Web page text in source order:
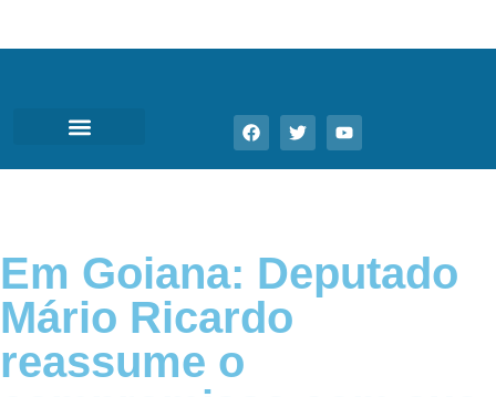
Em Goiana: Deputado
Mário Ricardo
reassume o